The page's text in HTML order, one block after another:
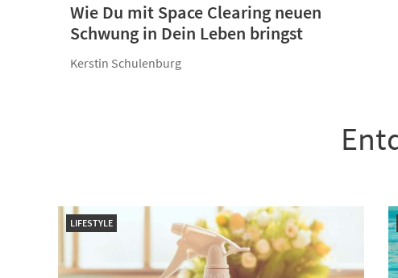
Wie Du mit Space Clearing neuen
Schwung in Dein Leben bringst
Kerstin Schulenburg
LIFESTYLE